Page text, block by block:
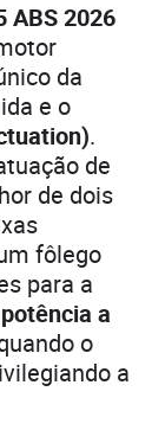
ABS 2026
da
e o
.
de
de dois
fôlego
para a
a
o
a